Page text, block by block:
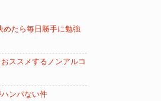
めたら毎日勝手に勉強
ススメするノンアルコ
ンパない件